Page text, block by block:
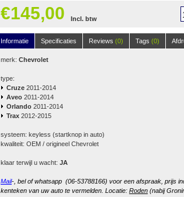
€145,00 Incl. btw
Informatie
Specificaties Reviews (0) Tags (0)
merk: Chevrolet
type:
Cruze 2011-2014
Aveo 2011-2014
Orlando 2011-2014
Trax 2012-2015
systeem: keyless (startknop in auto)
kwaliteit: OEM / origineel Chevrolet
klaar terwijl u wacht: JA
Mail-, bel of whatsapp (06-53788166) voor een afspraak, prijs
kenteken van uw auto te vermelden. Locatie: Roden (nabij